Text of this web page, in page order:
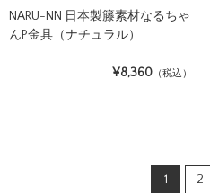
NARU-NN 日本製籐素材なるちゃ
んP金具（ナチュラル）
¥8,360 （税込）
1 2